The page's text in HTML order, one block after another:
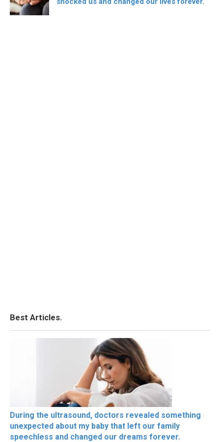
Best Articles.
During the ultrasound, doctors revealed something
unexpected about my baby that left our family
speechless and changed our dreams forever.